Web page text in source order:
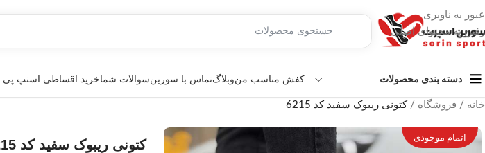
عبور به ناوبری
رفتن به محتوای اصلی
دسته بندی محصولات کفش مناسب منوبلاگتماس با سورینسوالات شماخرید اقساطی اسنپ پی
خانه / فروشگاه / کتونی ریبوک سفید کد 6215
اتمام موجودی کتونی ریبوک سفید کد 6215